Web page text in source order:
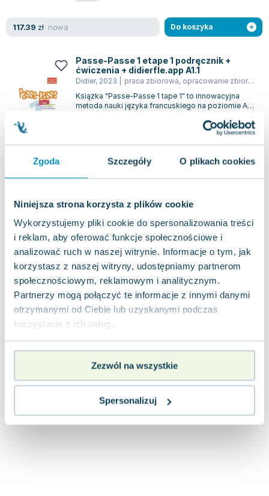
Zgoda Szczegóły O plikach cookies
Niniejsza strona korzysta z plików cookie
Wykorzystujemy pliki cookie do spersonalizowania treści
i reklam, aby oferować funkcje społecznościowe i
analizować ruch w naszej witrynie. Informacje o tym, jak
korzystasz z naszej witryny, udostępniamy partnerom
społecznościowym, reklamowym i analitycznym.
Partnerzy mogą połączyć te informacje z innymi danymi
otrzymanymi od Ciebie lub uzyskanymi podczas
korzystania z ich usług.
Zezwól na wszystkie
Spersonalizuj
117.39 zł nowa Do koszyka
Passe-Passe 1 etape 1 podręcznik +
ćwiczenia + didierfle.app A1.1
Didier, 2023 praca zbiorowa, opracowanie zbiorowe
Książka "Passe-Passe 1 tape 1" to innowacyjna
metoda nauki języka francuskiego na poziomie A1.1
ćwiczenia + didierfle.app A1.1
Didier,2024| praca zbiorowa,opracowanie zbiorowe
Seria Passe-passe to innowacyjna metoda nauki
języka przeznaczona dla dzieci, obejmująca trzy
poziomy zaawansowania od A1.1 do A2....
0.0
Miękka
Pakujemy 10.08
Nowa
90.12zł nowa Do koszyka